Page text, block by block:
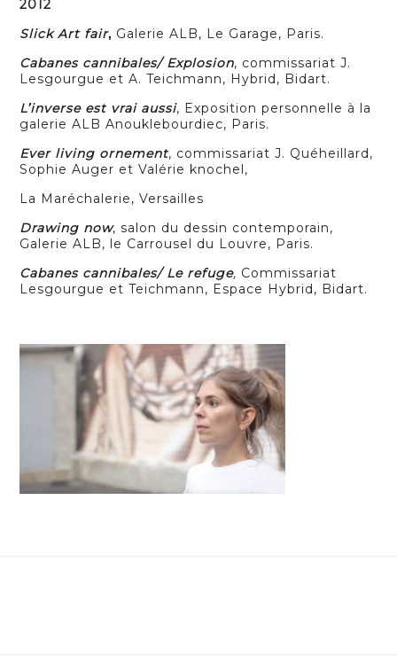
2012
Slick Art fair, Galerie ALB, Le Garage, Paris.
Cabanes cannibales/ Explosion, commissariat J.
Lesgourgue et A. Teichmann, Hybrid, Bidart.
L’inverse est vrai aussi, Exposition personnelle à la
galerie ALB Anouklebourdiec, Paris.
Ever living ornement, commissariat J. Quéheillard,
Sophie Auger et Valérie knochel,
La Maréchalerie, Versailles
Drawing now, salon du dessin contemporain,
Galerie ALB, le Carrousel du Louvre, Paris.
Cabanes cannibales/ Le refuge, Commissariat
Lesgourgue et Teichmann, Espace Hybrid, Bidart.